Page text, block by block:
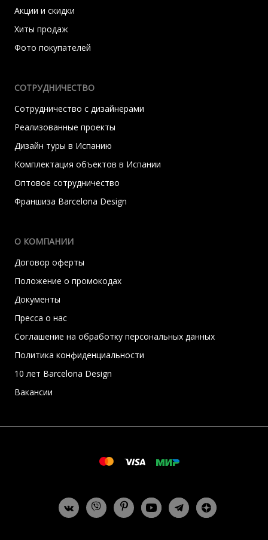
Акции и скидки
Хиты продаж
Фото покупателей
СОТРУДНИЧЕСТВО
Сотрудничество с дизайнерами
Реализованные проекты
Дизайн туры в Испанию
Комплектация объектов в Испании
Оптовое сотрудничество
Франшиза Barcelona Design
О КОМПАНИИ
Договор оферты
Положение о промокодах
Документы
Пресса о нас
Соглашение на обработку персональных данных
Политика конфиденциальности
10 лет Barcelona Design
Вакансии